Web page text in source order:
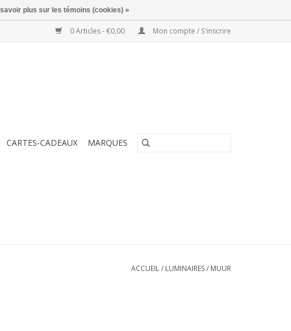
0 Articles - €0,00 Mon compte / S'inscrire
CARTES-CADEAUX MARQUES
ACCUEIL/ LUMINAIRES/ MUUR
savoir plus sur les témoins (cookies) »